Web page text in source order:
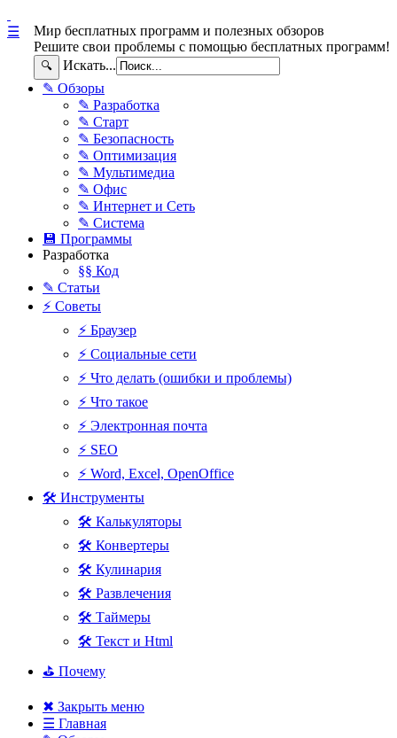
Мир бесплатных программ и полезных обзоров
Решите свои проблемы с помощью бесплатных программ!
🔍 Искать...
☰
✎ Обзоры
✎ Разработка
✎ Старт
✎ Безопасность
✎ Оптимизация
✎ Мультимедиа
✎ Офис
✎ Интернет и Сеть
✎ Система
💾 Программы
Разработка
§§ Код
✎ Статьи
⚡ Советы
⚡ Браузер
⚡ Социальные сети
⚡ Что делать (ошибки и проблемы)
⚡ Что такое
⚡ Электронная почта
⚡ SEO
⚡ Word, Excel, OpenOffice
🛠 Инструменты
🛠 Калькуляторы
🛠 Конвертеры
🛠 Кулинария
🛠 Развлечения
🛠 Таймеры
🛠 Текст и Html
⛳ Почему
✖ Закрыть меню
☰ Главная